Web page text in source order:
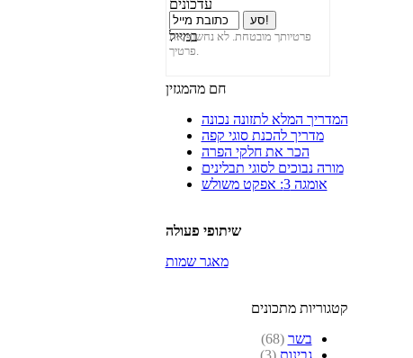
פרטיותך מובטחת. לא נחשוף את
פרטיך.
חם מהמגזין
המדריך המלא לתזונה נכונה
מדריך להכנת סוגי קפה
הכר את חלקי הפרה
מורה נבוכים לסוגי תבלינים
אומגה 3: אפקט משולש
שיתופי פעולה
מאגר שמות
קטגוריות מתכונים
בשר (68)
גבינות (3)